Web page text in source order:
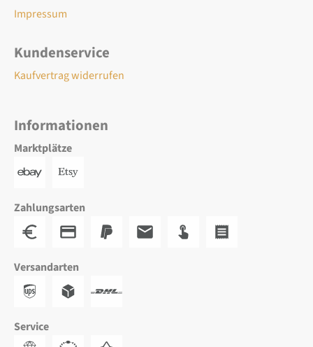
Impressum
Kundenservice
Kaufvertrag widerrufen
Informationen
Marktplätze
Zahlungsarten
Versandarten
Service